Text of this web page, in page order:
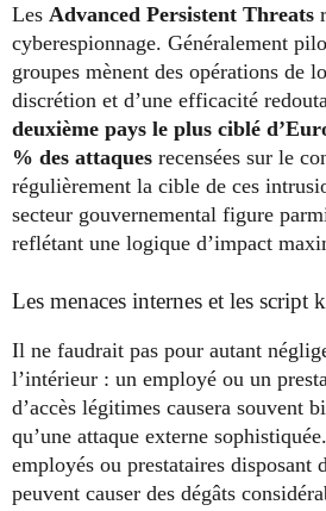
Les Advanced Persistent Threats
cyberespionnage. Généralement
groupes mènent des opérations de
discrétion et d’une efficacité
deuxième pays le plus ciblé
% des attaques recensées sur le
régulièrement la cible de ces
secteur gouvernemental figure
reflétant une logique d’impact
Les menaces internes et les script
Il ne faudrait pas pour autant
l’intérieur : un employé ou un
d’accès légitimes causera souvent
qu’une attaque externe
employés ou prestataires disposant
peuvent causer des dégâts